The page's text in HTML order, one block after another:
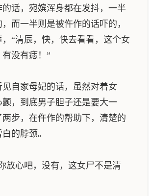
，宛嫔浑身都在发抖，一半
而一半则是被仵作的话吓的，
“清辰，快，快去看看，这个女
没有痣！”
家母妃的话，虽然对着女
，到底男子胆子还是要大一
步，在仵作的帮助下，清楚的
的脖颈。
心吧，没有，这女尸不是清